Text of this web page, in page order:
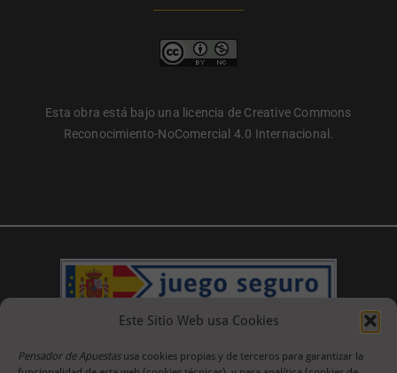
Este Sitio Web usa Cookies
Pensador de Apuestas usa cookies propias y de terceros para garantizar la
Esta obra está bajo una licencia de Creative Commons
Reconocimiento-NoComercial 4.0 Internacional.